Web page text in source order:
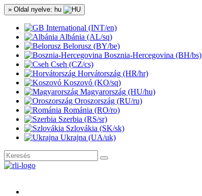
» Oldal nyelve: hu
International (INT/en)
Albánia (AL/sq)
Belorusz (BY/be)
Bosznia-Hercegovina (BH/bs)
Cseh (CZ/cs)
Horvátország (HR/hr)
Koszovó (KO/sq)
Magyarország (HU/hu)
Oroszország (RU/ru)
Románia (RO/ro)
Szerbia (RS/sr)
Szlovákia (SK/sk)
Ukrajna (UA/uk)